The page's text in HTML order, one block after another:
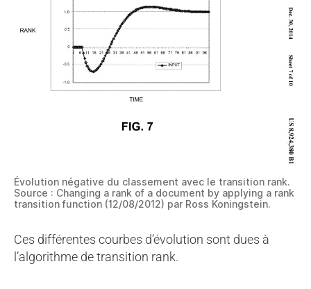
Évolution négative du classement avec le transition rank.
Source : Changing a rank of a document by applying a rank
transition function (12/08/2012) par Ross Koningstein.
Ces différentes courbes d’évolution sont dues à
l’algorithme de transition rank.